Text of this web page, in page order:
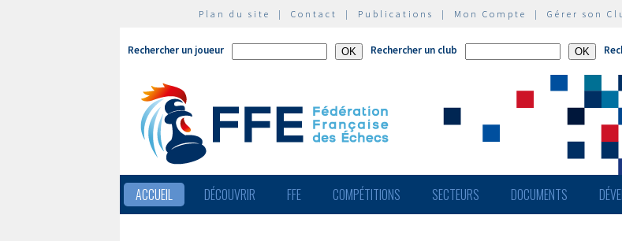
Plan du site | Contact | Publications | Mon Compte | Gérer son
Rechercher un joueur Rechercher un club
ACCUEIL DÉCOUVRIR FFE COMPÉTITIONS SECTEURS DOCUMENTS